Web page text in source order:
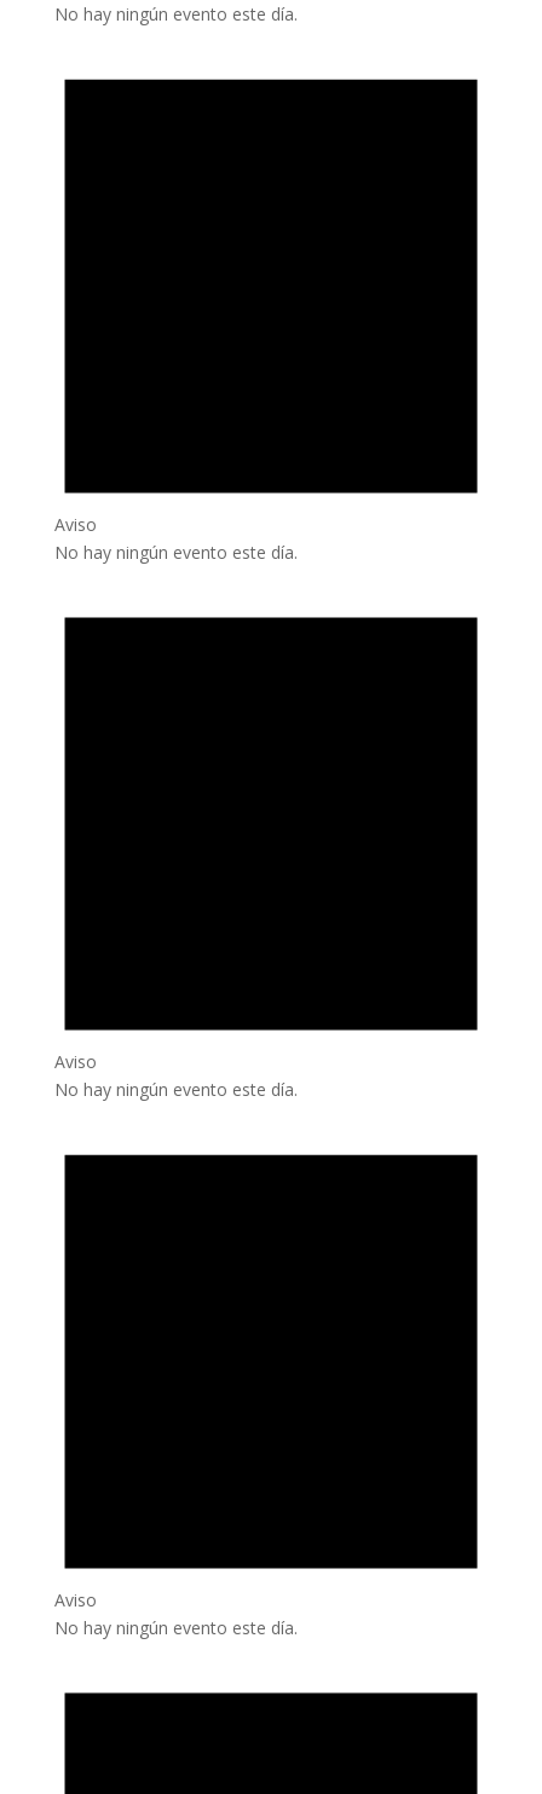
No hay ningún evento este día.
Aviso
No hay ningún evento este día.
Aviso
No hay ningún evento este día.
Aviso
No hay ningún evento este día.